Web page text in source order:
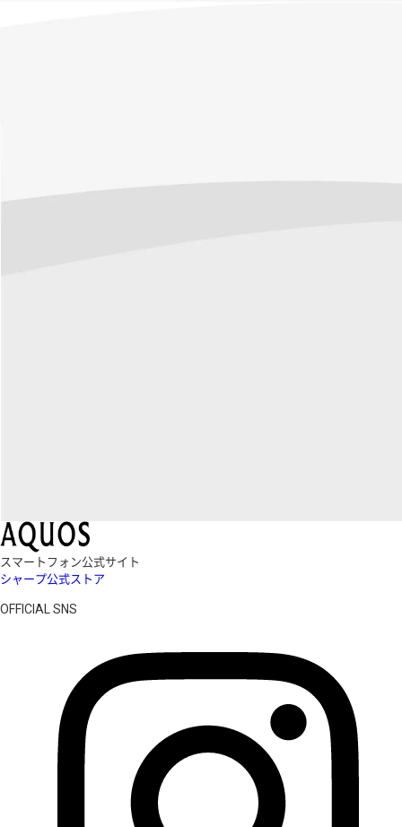
スマートフォン公式サイト
シャープ公式ストア
OFFICIAL SNS